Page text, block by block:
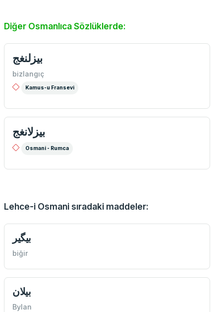
Diğer Osmanlıca Sözlüklerde:
بيزلنغج
bizlangıç
Kamus-u Fransevi
بيزلانغج
Osmani - Rumca
Lehce-i Osmani sıradaki maddeler:
بيگیر
biğir
بیلان
Bylan